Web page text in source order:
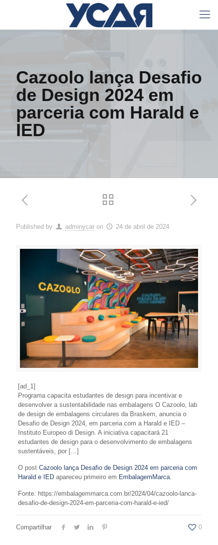
Cazoolo lança Desafio
de Design 2024 em
parceria com Harald e
IED
Published by adminycar on 24 de abril de 2024
[ad_1]
Programa capacita estudantes de design para incentivar e
desenvolver a sustentabilidade nas embalagens O Cazoolo, lab
de design de embalagens circulares da Braskem, anuncia o
Desafio de Design 2024, em parceria com a Harald e IED –
Instituto Europeo di Design. A iniciativa capacitará 21
estudantes de design para o desenvolvimento de embalagens
sustentáveis, por […]
O post Cazoolo lança Desafio de Design 2024 em parceria com
Harald e IEDapareceu primeiro em EmbalagemMarca.
Fonte: https://embalagemmarca.com.br/2024/04/cazoolo-lanca-
desafio-de-design-2024-em-parceria-com-harald-e-ied/
Compartilhar 0